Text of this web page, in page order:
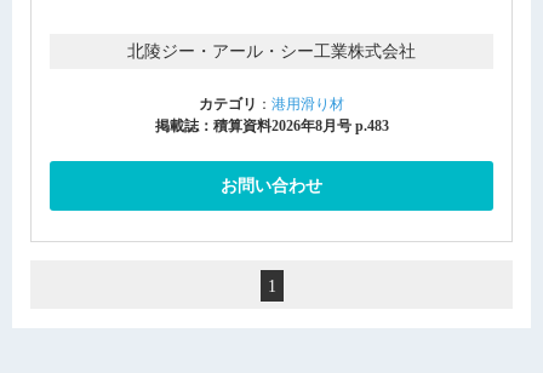
北陵ジー・アール・シー工業株式会社
カテゴリ ： 港用滑り材
掲載誌：積算資料2026年8月号 p.483
お問い合わせ
1